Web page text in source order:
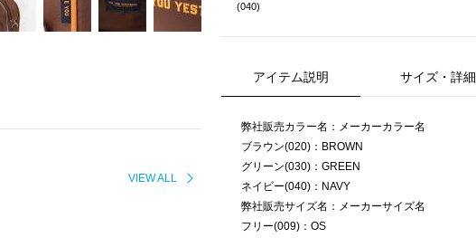
VIEW ALL
(040)
アイテム説明 サイズ・詳細
弊社販売カラー名：メーカーカラー名
ブラウン(020)：BROWN
グリーン(030)：GREEN
ネイビー(040)：NAVY
弊社販売サイズ名：メーカーサイズ名
フリー(009)：OS